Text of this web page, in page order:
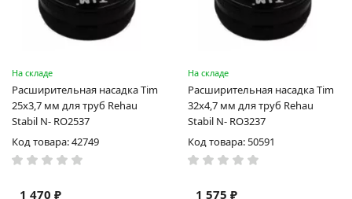
На складе
Расширительная насадка Tim
25х3,7 мм для труб Rehau
Stabil N- RO2537
Код товара: 42749
1 470 ₽
На складе
Расширительная насадка Tim
32х4,7 мм для труб Rehau
Stabil N- RO3237
Код товара: 50591
1 575 ₽